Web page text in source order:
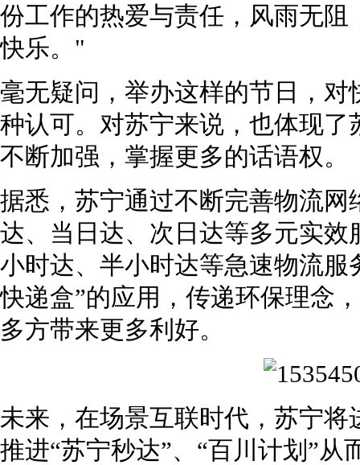
份工作的热爱与责任，风雨无
快乐。"
毫无疑问，举办这样的节日，
种认可。对苏宁来说，也体现
不断加强，掌握更多的话语权。
据悉，苏宁通过不断完善物流
达、当日达、次日达等多元实
小时达、半小时达等急速物流
快递盒”的应用，传递环保理念
多方带来更多利好。
未来，在场景互联时代，苏宁
推进“苏宁秒达”、“百川计划”从